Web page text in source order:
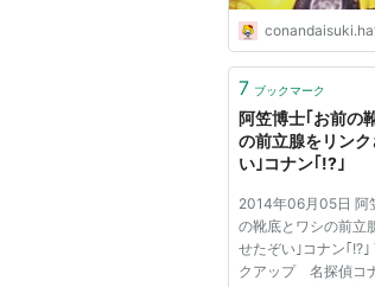
7 ブックマーク
阿笠博士｢お前の
の前立腺をリン
い｣コナン｢!?｣
2014年06月05日 阿
の靴底とワシの前立
せたぞい｣コナン｢!?
クアップ 名探偵コ